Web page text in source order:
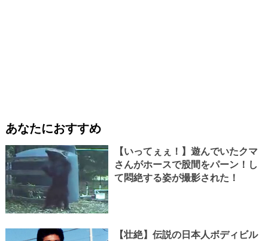
あなたにおすすめ
【いってぇぇ！】遊んでいたクマ
さんがホースで股間をパーン！し
て悶絶する姿が撮影された！
【壮絶】伝説の日本人ボディビル